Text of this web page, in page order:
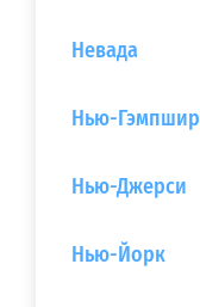
Невада
Нью-Гэмпшир
Нью-Джерси‎
Нью-Йорк